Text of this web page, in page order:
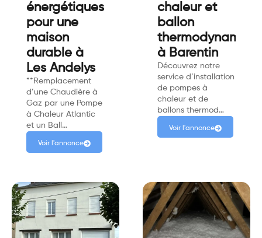
énergétiques
pour une
maison
durable à
Les Andelys
**Remplacement
d’une Chaudière à
Gaz par une Pompe
à Chaleur Atlantic
et un Ball…
Voir l'annonce
chaleur et
ballon
à Barentin
Découvrez notre
service d’installation
de pompes à
chaleur et de
ballons thermod…
Voir l'annonce